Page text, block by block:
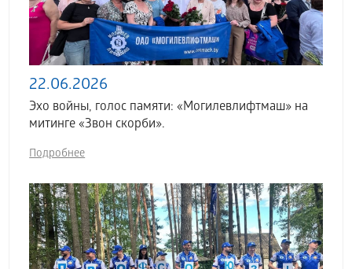
22.06.2026
Эхо войны, голос памяти: «Могилевлифтмаш» на
митинге «Звон скорби».
Подробнее